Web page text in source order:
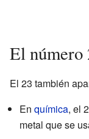
El número
El 23 también
En química, el
metal que se